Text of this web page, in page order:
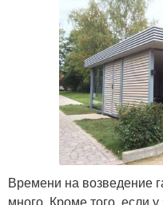
Времени на возведение